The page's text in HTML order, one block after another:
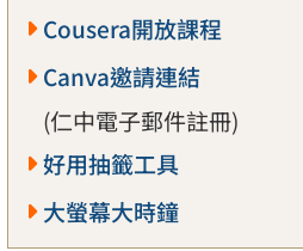
Cousera開放課程
Canva邀請連結
(仁中電子郵件註冊)
好用抽籤工具
大螢幕大時鐘